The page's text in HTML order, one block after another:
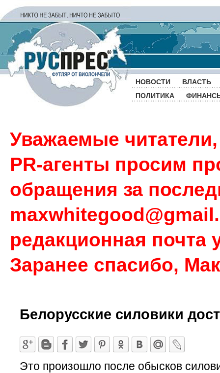
НОВОСТИ
ВЛАСТЬ
ПОЛИТИКА
Уважаемые
PR-агенты просим
обращения за
редакционная почта
Заранее спасибо,
Белорусские силовики
Это произошло после обысков